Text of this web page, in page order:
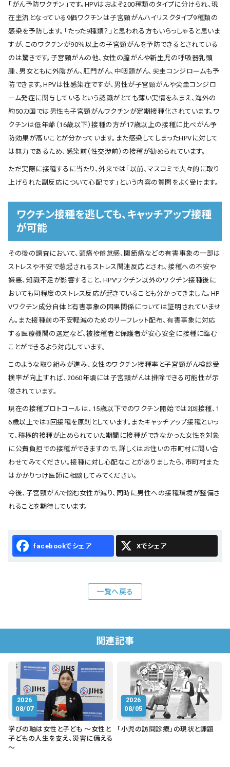
「がん予防ワクチン」です。HPVはおよそ200種類のタイプに分けられ、現
在主流となっている9価ワクチンは子宮頸がんハイリスクタイプ9種類の
感染を予防します。「たった9種類？」と思われる方もいらっしゃると思いま
すが、このワクチンが90％以上の子宮頸がんを予防できるとされている
のは驚きです。子宮頸がんの他、女性の膣がんや新生児の呼吸器乳頭
腫、男女ともに外陰がん、肛門がん、中咽頭がん、尖圭コンジロームも予
防できます。HPVは性感染症ですが、男性が子宮頸がんや尖圭コンジロ
ーム発症に関与しているという認識がとても薄い実情をふまえ、海外の
約50カ国では男性も子宮頸がんワクチンが定期接種化されています。ワ
クチンは低年齢（16歳以下）接種の方が17歳以上の接種に比べがん予
防効果が高いことが分かっています。また感染してしまったHPVに対して
は無力であるため、感染前（性交渉前）の接種が勧められています。
ただ実際に接種するに当たり、外来では「以前、マスコミで大々的に取り
上げられた副反応について心配です」という内容の質問をよく受けます。
ワクチン接種を逃しても、キャッチアップ接種
が可能
その後の調査において、頭痛や倦怠感、関節痛などの有害事象の一部は
ストレスや不安で惹起されるストレス関連反応とされ、接種への不安や
嫌悪、知識不足が影響すること、HPVワクチン以外のワクチン接種後に
おいても同程度のストレス反応が起きていることも分かってきました。HP
Vワクチン成分自体と有害事象の因果関係については証明されていませ
ん。また接種前の不安軽減のためのリーフレット配布、有害事象に対応
する医療機関の選定など、被接種者と保護者が安心安全に接種に臨む
ことができるよう対応しています。
このような取り組みが進み、女性のワクチン接種率と子宮頸がん検診受
検率が向上すれば、2060年頃には子宮頸がんは排除できる可能性が示
唆されています。
現在の接種プロトコールは、15歳以下でのワクチン開始では2回接種、1
6歳以上では3回接種を原則としています。またキャッチアップ接種といっ
て、積極的接種が止められていた期間に接種ができなかった女性を対象
に公費負担での接種ができますので、詳しくはお住いの市町村に問い合
わせてみてください。接種に対し心配なことがありましたら、市町村また
はかかりつけ医師に相談してみてください。
今後、子宮頸がんで悩む女性が減り、同時に男性への接種環境が整備さ
れることを期待しています。
Facebook X
一覧へ戻る
関連記事
2026
08/07
学びの軸は女性と子ども ～女性と
子どもの人生を支え、災害に備える
～
2026
08/05
「小児の訪問診療」の現状と課題